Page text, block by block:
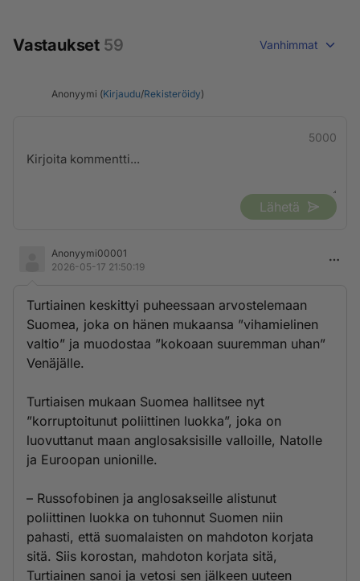
Vastaukset 59 Vanhimmat
Anonyymi (Kirjaudu/Rekisteröidy)
5000
Lähetä
Anonyymi00001
2026-05-17 21:50:19
Turtiainen keskittyi puheessaan arvostelemaan
Suomea, joka on hänen mukaansa ”vihamielinen
valtio” ja muodostaa ”kokoaan suuremman uhan”
Venäjälle.
Turtiaisen mukaan Suomea hallitsee nyt
”korruptoitunut poliittinen luokka”, joka on
luovuttanut maan anglosaksisille valloille, Natolle
ja Euroopan unionille.
– Russofobinen ja anglosakseille alistunut
poliittinen luokka on tuhonnut Suomen niin
pahasti, että suomalaisten on mahdoton korjata
sitä. Siis korostan, mahdoton korjata sitä,
Turtiainen sanoi ja vetosi sen jälkeen uuteen